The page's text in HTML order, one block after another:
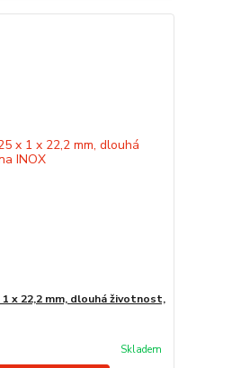
x 22,2 mm, dlouhá životnost,
Skladem